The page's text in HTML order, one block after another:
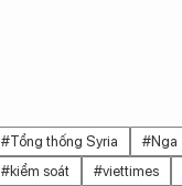
#Tổng thống Syria #Nga
#kiểm soát
#viettimes